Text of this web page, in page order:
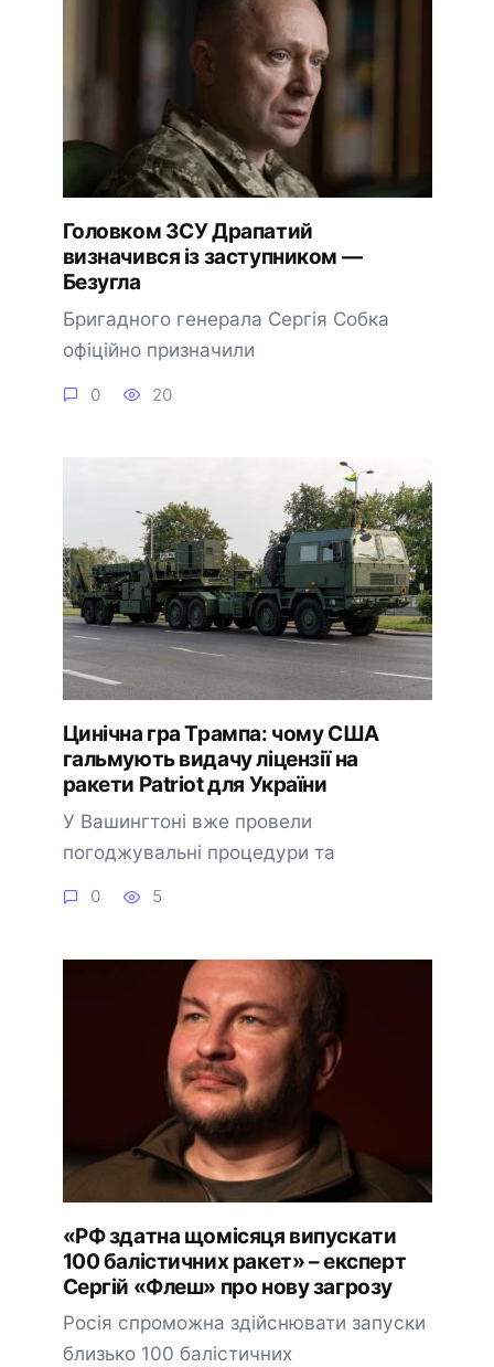
Головком ЗСУ Драпатий
визначився із заступником —
Безугла
Бригадного генерала Сергія Собка
офіційно призначили
0 20
Цинічна гра Трампа: чому США
гальмують видачу ліцензії на
ракети Patriot для України
У Вашингтоні вже провели
погоджувальні процедури та
0 5
«РФ здатна щомісяця випускати
100 балістичних ракет» – експерт
Сергій «Флеш» про нову загрозу
Росія спроможна здійснювати запуски
близько 100 балістичних